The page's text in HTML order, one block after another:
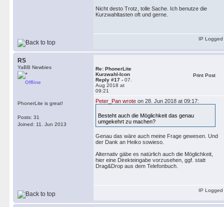
Nicht desto Trotz, tolle Sache. Ich benutze die
Kurzwahltasten oft und gerne.
IP Logged
RS
YaBB Newbies
Offline
PhonerLite is great!
Posts: 31
Joined: 11. Jun 2013
Re: PhonerLite
Kurzwahl-Icon
Reply #17 - 07.
Aug 2018 at
09:21
Print Post
Peter_Pan wrote on 28. Jun 2018 at 09:17:
Besteht auch die Möglichkeit das genau
umgekehrt zu machen?
Genau das wäre auch meine Frage gewesen. Und
der Dank an Heiko sowieso.
Alternativ gäbe es natürlich auch die Möglichkeit,
hier eine Direkteingabe vorzusehen, ggf. statt
Drag&Drop aus dem Telefonbuch.
IP Logged